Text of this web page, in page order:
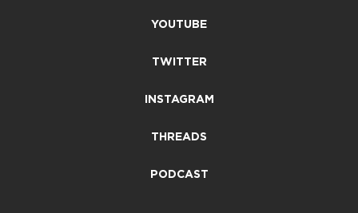
YOUTUBE
TWITTER
INSTAGRAM
THREADS
PODCAST